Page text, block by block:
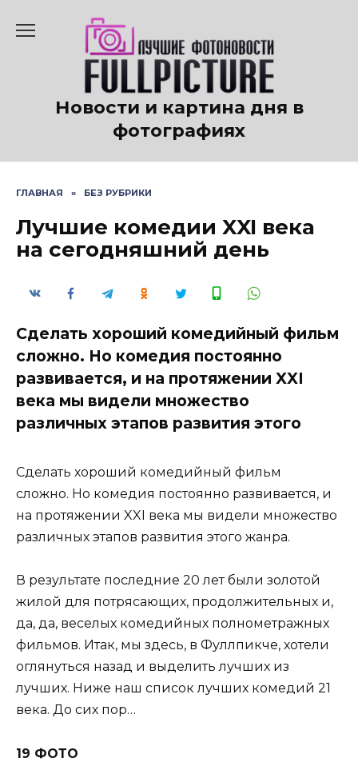
содержанию
Новости и картина дня в
фотографиях
ГЛАВНАЯ » БЕЗ РУБРИКИ
Лучшие комедии XXI века
на сегодняшний день
Сделать хороший комедийный фильм
сложно. Но комедия постоянно
развивается, и на протяжении XXI
века мы видели множество
различных этапов развития этого
Сделать хороший комедийный фильм
сложно. Но комедия постоянно развивается, и
на протяжении XXI века мы видели множество
различных этапов развития этого жанра.
В результате последние 20 лет были золотой
жилой для потрясающих, продолжительных и,
да, да, веселых комедийных полнометражных
фильмов. Итак, мы здесь, в Фуллпикче, хотели
оглянуться назад и выделить лучших из
лучших. Ниже наш список лучших комедий 21
века. До сих пор…
19 ФОТО